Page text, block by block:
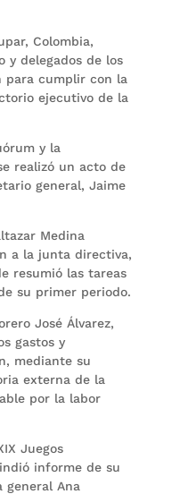
Colombia,
y delegados de los
para cumplir con la
ejecutivo de la
y la
realizó un acto de
general, Jaime
Medina
a la junta directiva,
resumió las tareas
su primer periodo.
José Álvarez,
gastos y
mediante su
externa de la
por la labor
Juegos
informe de su
general Ana